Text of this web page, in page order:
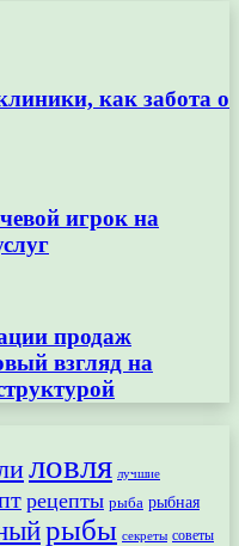
как забота о
игрок на
продаж
взгляд на
ловля лучшие
рецепты рыба рыбная
рыбы секреты советы